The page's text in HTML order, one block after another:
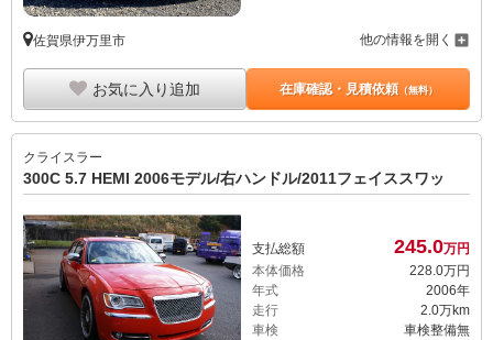
佐賀県伊万里市 他の情報を開く
お気に入り追加 在庫確認・見積依頼（無料）
クライスラー
300C 5.7 HEMI 2006モデル/右ハンドル/2011フェイススワッ
支払総額 245.0万円
本体価格
228.0万円
年式
2006年
走行
2.0万km
車検
車検整備無